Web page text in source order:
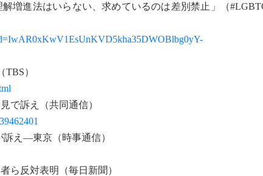
解増進法はいらない、求めているのは差別禁止」（
）
で訴え（共同通信）
え―東京（時事通信）
ら反対表明（毎日新聞）